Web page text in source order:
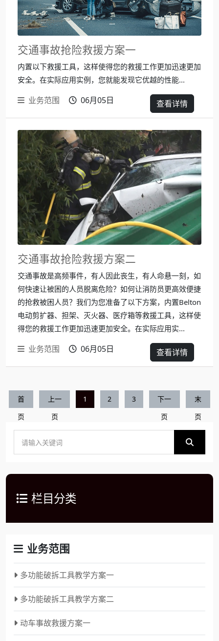
交通事故抢险救援方案一
内置以下救援工具，这样使得您的救援工作更加迅速更加
安全。在实际应用实例，您就能发现它优越的性能...
业务范围 06月05日 查看详情
交通事故抢险救援方案二
交通事故是高频事件，有人因此丧生，有人命悬一刻，如
何快速让被困的人员脱离危险？如何让消防员更高效便捷
的抢救被困人员？我们为您准备了以下方案，内置Belton
电动剪扩器、担架、灭火器、医疗箱等救援工具，这样使
得您的救援工作更加迅速更加安全。在实际应用实...
业务范围 06月05日 查看详情
首
页
上一
页
1 2 3
下一
页
末
页
栏目分类
业务范围
多功能破拆工具教学方案一
多功能破拆工具教学方案二
动车事故救援方案一